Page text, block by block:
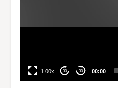
00:00
30
30
1.00x